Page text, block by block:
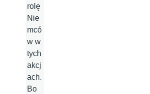
rolę
Nie
mcó
w w
tych
akcj
ach.
Bo